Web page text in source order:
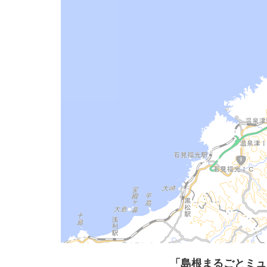
「島根まるごとミ